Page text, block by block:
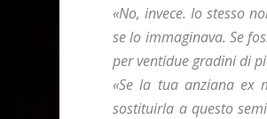
«No, invece. Io stesso
se lo immaginava. Se
per ventidue gradini di
«Se la tua anziana ex
sostituirla a questo